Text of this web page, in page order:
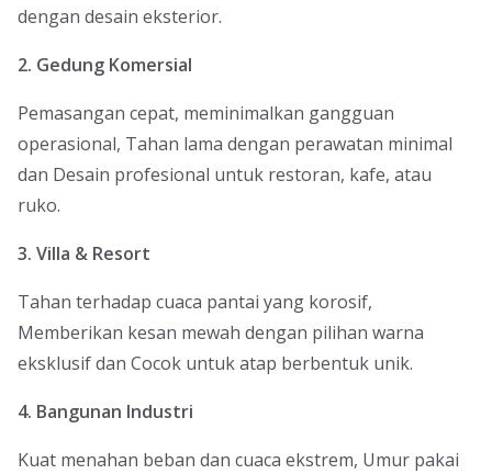
dengan desain eksterior.
2. Gedung Komersial
Pemasangan cepat, meminimalkan gangguan
operasional, Tahan lama dengan perawatan minimal
dan Desain profesional untuk restoran, kafe, atau
ruko.
3. Villa & Resort
Tahan terhadap cuaca pantai yang korosif,
Memberikan kesan mewah dengan pilihan warna
eksklusif dan Cocok untuk atap berbentuk unik.
4. Bangunan Industri
Kuat menahan beban dan cuaca ekstrem, Umur pakai